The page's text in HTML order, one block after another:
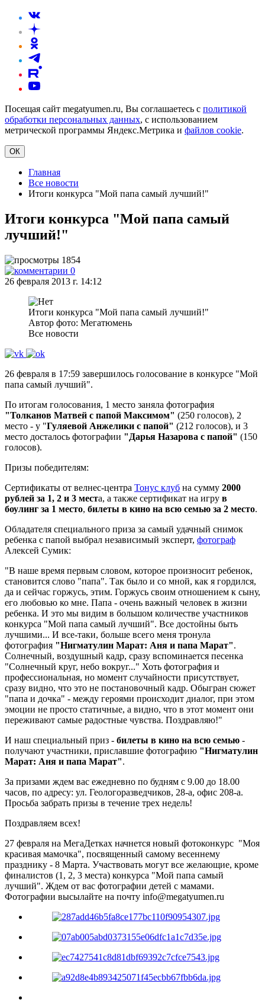
Посещая сайт megatyumen.ru, Вы соглашаетесь с политикой
обработки персональных данных, с использованием
метрической программы Яндекс.Метрика и файлов cookie.
ОК
Главная
Все новости
Итоги конкурса "Мой папа самый лучший!"
Итоги конкурса "Мой папа самый
лучший!"
1854
0
26 февраля 2013 г. 14:12
Итоги конкурса "Мой папа самый лучший!"
Автор фото: Мегатюмень
Все новости
26 февраля в 17:59 завершилось голосование в конкурсе "Мой
папа самый лучший".
По итогам голосования, 1 место заняла фотография
"Толканов Матвей с папой Максимом" (250 голосов), 2
место - у "Гуляевой Анжелики с папой" (212 голосов), и 3
место досталось фотографии "Дарья Назарова с папой" (150
голосов).
Призы победителям:
Сертификаты от велнес-центра Тонус клуб на сумму 2000
рублей за 1, 2 и 3 места, а также сертификат на игру в
боулинг за 1 место, билеты в кино на всю семью за 2 место.
Обладателя специального приза за самый удачный снимок
ребенка с папой выбрал независимый эксперт, фотограф
Алексей Сумик:
"В наше время первым словом, которое произносит ребенок,
становится слово "папа". Так было и со мной, как я гордился,
да и сейчас горжусь, этим. Горжусь своим отношением к сыну,
его любовью ко мне. Папа - очень важный человек в жизни
ребенка. И это мы видим в большом количестве участников
конкурса "Мой папа самый лучший". Все достойны быть
лучшими... И все-таки, больше всего меня тронула
фотография "Нигматулин Марат: Аня и папа Марат".
Солнечный, воздушный кадр, сразу вспоминается песенка
"Солнечный круг, небо вокруг..." Хоть фотография и
профессиональная, но момент случайности присутствует,
сразу видно, что это не постановочный кадр. Обыгран сюжет
"папа и дочка" - между героями происходит диалог, при этом
эмоции не просто статичные, а видно, что в этот момент они
переживают самые радостные чувства. Поздравляю!"
И наш специальный приз - билеты в кино на всю семью -
получают участники, приславшие фотографию "Нигматулин
Марат: Аня и папа Марат".
За призами ждем вас ежедневно по будням с 9.00 до 18.00
часов, по адресу: ул. Геологоразведчиков, 28-а, офис 208-а.
Просьба забрать призы в течение трех недель!
Поздравляем всех!
27 февраля на МегаДетках начнется новый фотоконкурс "Моя
красивая мамочка", посвященный самому весеннему
празднику - 8 Марта. Участвовать могут все желающие, кроме
финалистов (1, 2, 3 места) конкурса "Мой папа самый
лучший". Ждем от вас фотографии детей с мамами.
Фотографии высылайте на почту info@megatyumen.ru